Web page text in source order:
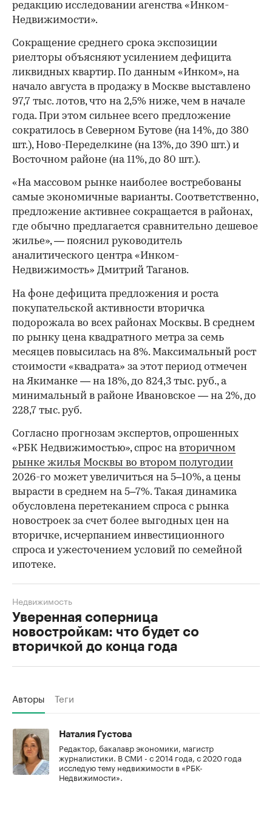
редакцию исследовании агенства «Инком-
Недвижимости».
Сокращение среднего срока экспозиции
риелторы объясняют усилением дефицита
ликвидных квартир. По данным «Инком», на
начало августа в продажу в Москве выставлено
97,7 тыс. лотов, что на 2,5% ниже, чем в начале
года. При этом сильнее всего предложение
сократилось в Северном Бутове (на 14%, до 380
шт.), Ново-Переделкине (на 13%, до 390 шт.) и
Восточном районе (на 11%, до 80 шт.).
«На массовом рынке наиболее востребованы
самые экономичные варианты. Соответственно,
предложение активнее сокращается в районах,
где обычно предлагается сравнительно дешевое
жилье», — пояснил руководитель
аналитического центра «Инком-
Недвижимость» Дмитрий Таганов.
00:00
На фоне дефицита предложения и роста
покупательской активности вторичка
подорожала во всех районах Москвы. В среднем
по рынку цена квадратного метра за семь
месяцев повысилась на 8%. Максимальный рост
стоимости «квадрата» за этот период отмечен
на Якиманке — на 18%, до 824,3 тыс. руб., а
минимальный в районе Ивановское — на 2%, до
228,7 тыс. руб.
Согласно прогнозам экспертов, опрошенных
«РБК Недвижимостью», спрос навторичном
рынке жилья Москвы во втором полугодии
2026-го может увеличиться на 5–10%, а цены
вырасти в среднем на 5–7%. Такая динамика
обусловлена перетеканием спроса с рынка
новостроек за счет более выгодных цен на
вторичке, исчерпанием инвестиционного
спроса и ужесточением условий по семейной
ипотеке.
Уверенная соперница
новостройкам: что будет со
вторичкой до конца года
Недвижимость
Авторы Теги
Наталия Густова
Редактор, бакалавр экономики, магистр
журналистики. В СМИ - с 2014 года, с 2020 года
исследую тему недвижимости в «РБК-
Недвижимости».